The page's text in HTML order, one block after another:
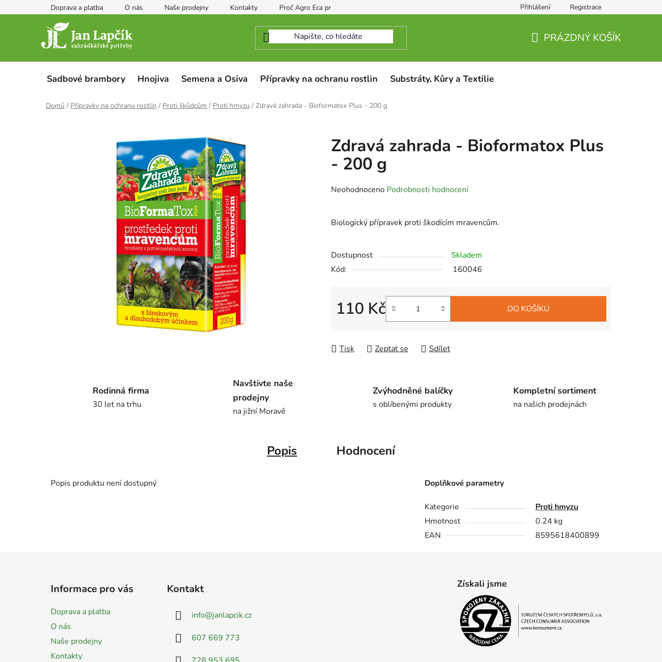
na
Doprava a platba O nás Naše prodejny Kontakty Proč Agro Eca protect Přihlášení Registrace
PRÁZDNÝ KOŠÍK
Sadbové brambory Hnojiva Semena a Osiva Přípravky na ochranu rostlin Substráty, Kůry a Textilie
Domů / Přípravky na ochranu rostlin / Proti škůdcům / Proti hmyzu / Zdravá zahrada - Bioformatox Plus - 200 g
Zdravá zahrada - Bioformatox Plus
- 200 g
Průměrné
z
5
Neohodnoceno Podrobnosti hodnocení
Biologický přípravek proti škodícím mravencům.
Dostupnost
Skladem
Kód:
160046
110 Kč DO KOŠÍKU
Tisk Zeptat se Sdílet
Rodinná firma
30 let na trhu
Navštivte naše
prodejny
na jižní Moravě
Zvýhodněné balíčky
s oblíbenými produkty
Kompletní sortiment
na našich prodejnách
Popis Hodnocení
Popis produktu není dostupný Doplňkové parametry
Kategorie
Proti hmyzu
Hmotnost
0.24 kg
EAN
8595618400899
Informace pro vás
Doprava a platba
O nás
Naše prodejny
Kontakty
Kontakt
info@janlapcik.cz
607 669 773
Získali jsme